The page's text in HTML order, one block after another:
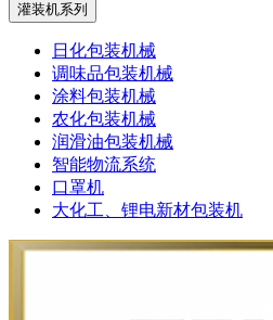
灌装机系列
日化包装机械
调味品包装机械
涂料包装机械
农化包装机械
润滑油包装机械
智能物流系统
口罩机
大化工、锂电新材包装机